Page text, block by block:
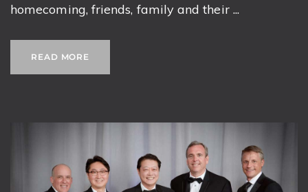
homecoming, friends, family and their ...
READ MORE